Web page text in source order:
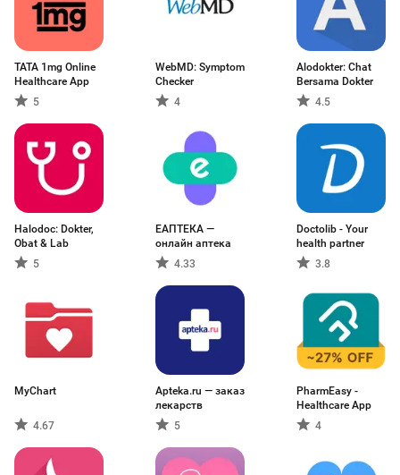
TATA 1mg Online
Healthcare App
5
WebMD: Symptom
Checker
4
Alodokter: Chat
Bersama Dokter
4.5
Halodoc: Dokter,
Obat & Lab
5
ЕАПТЕКА —
онлайн аптека
4.33
Doctolib - Your
health partner
3.8
MyChart
4.67
Apteka.ru — заказ
лекарств
5
PharmEasy -
Healthcare App
4